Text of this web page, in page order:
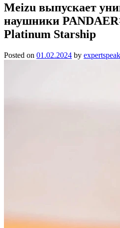
Meizu выпускает
наушники
Platinum Starship
Posted on 01.02.2024 by expertspeak